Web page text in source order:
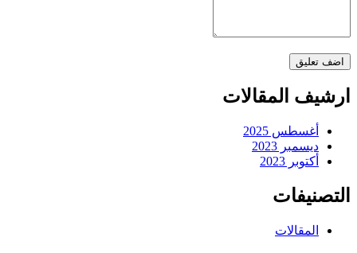
ارشيف المقالات
أغسطس 2025
ديسمبر 2023
أكتوبر 2023
التصنيفات
المقالات